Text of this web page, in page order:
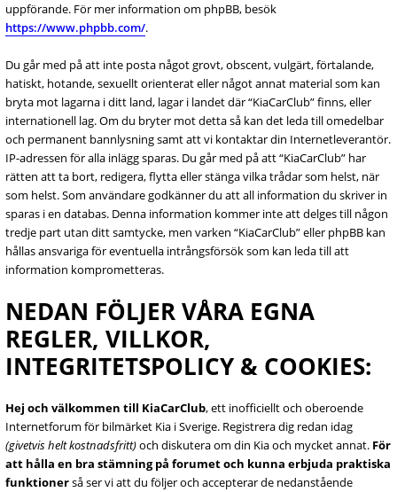
uppförande. För mer information om phpBB, besök
https://www.phpbb.com/.
Du går med på att inte posta något grovt, obscent, vulgärt, förtalande,
hatiskt, hotande, sexuellt orienterat eller något annat material som kan
bryta mot lagarna i ditt land, lagar i landet där “KiaCarClub” finns, eller
internationell lag. Om du bryter mot detta så kan det leda till omedelbar
och permanent bannlysning samt att vi kontaktar din Internetleverantör.
IP-adressen för alla inlägg sparas. Du går med på att “KiaCarClub” har
rätten att ta bort, redigera, flytta eller stänga vilka trådar som helst, när
som helst. Som användare godkänner du att all information du skriver in
sparas i en databas. Denna information kommer inte att delges till någon
tredje part utan ditt samtycke, men varken “KiaCarClub” eller phpBB kan
hållas ansvariga för eventuella intrångsförsök som kan leda till att
information komprometteras.
NEDAN FÖLJER VÅRA EGNA
REGLER, VILLKOR,
INTEGRITETSPOLICY & COOKIES:
Hej och välkommen till KiaCarClub, ett inofficiellt och oberoende
Internetforum för bilmärket Kia i Sverige. Registrera dig redan idag
(givetvis helt kostnadsfritt)och diskutera om din Kia och mycket annat. För
att hålla en bra stämning på forumet och kunna erbjuda praktiska
funktionerså ser vi att du följer och accepterar de nedanstående